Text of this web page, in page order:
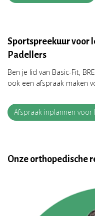
Sportspreekuur voor
Padellers
Ben je lid van Basic-Fit,
ook een afspraak maken
Afspraak inplannen
Onze orthopedische